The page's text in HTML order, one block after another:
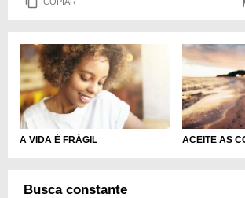
A VIDA É FRÁGIL ACEITE AS
Busca constante